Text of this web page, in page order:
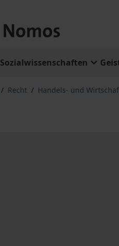
Sozialwissenschaften
/ Recht / Handels- und